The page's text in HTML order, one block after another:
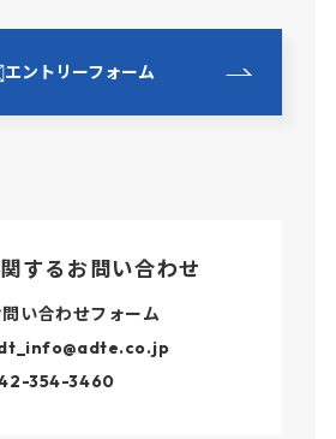
エントリーフォーム
するお問い合わせ
い合わせフォーム
354-3460